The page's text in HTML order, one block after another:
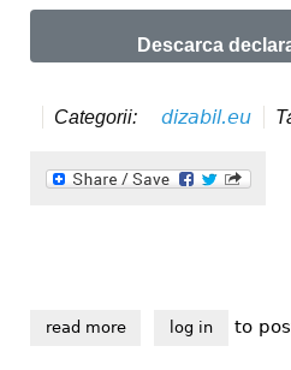
Descarca
Categorii: dizabil.eu
read moreabout log in to